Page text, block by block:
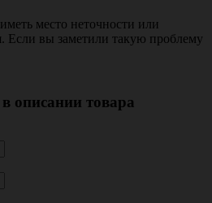
место неточности или
Если вы заметили такую проблему
описании товара